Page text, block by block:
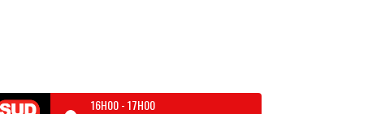
16H00-17H00